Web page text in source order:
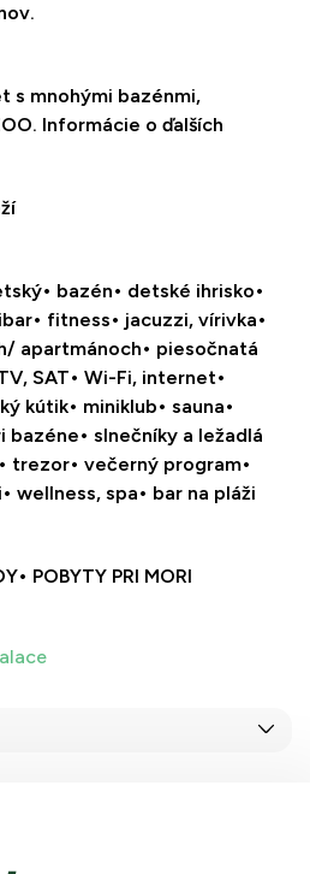
s mnohými bazénmi,
Informácie o ďalších
• bazén• detské ihrisko•
• fitness• jacuzzi, vírivka•
apartmánoch• piesočnatá
SAT• Wi-Fi, internet•
kútik• miniklub• sauna•
bazéne• slnečníky a ležadlá
• trezor• večerný program•
• wellness, spa• bar na pláži
• POBYTY PRI MORI